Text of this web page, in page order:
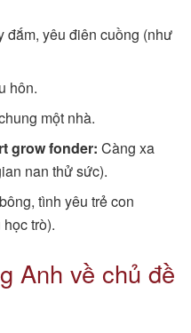
đắm, yêu điên cuồng (như
hôn.
một nhà.
grow fonder: Càng xa
nan thử sức).
tình yêu trẻ con
trò).
Anh về chủ đề